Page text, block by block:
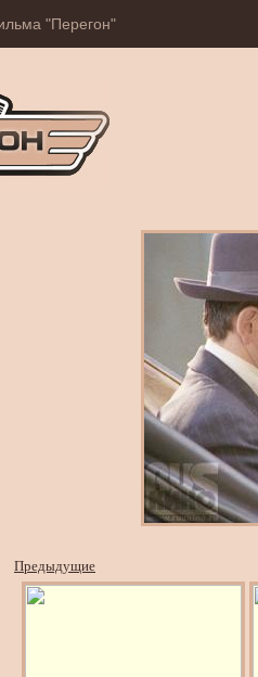
"Перегон"
Предыдущие